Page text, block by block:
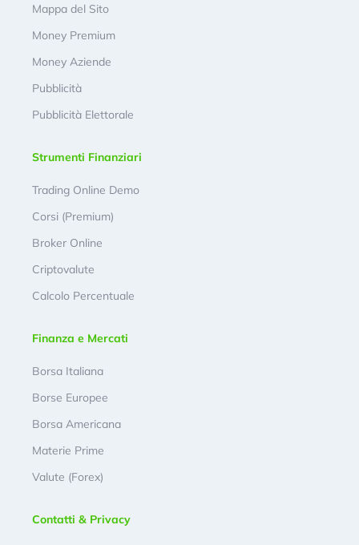
Mappa del Sito
Money Premium
Money Aziende
Pubblicità
Pubblicità Elettorale
Strumenti Finanziari
Trading Online Demo
Corsi (Premium)
Broker Online
Criptovalute
Calcolo Percentuale
Finanza e Mercati
Borsa Italiana
Borse Europee
Borsa Americana
Materie Prime
Valute (Forex)
Contatti & Privacy